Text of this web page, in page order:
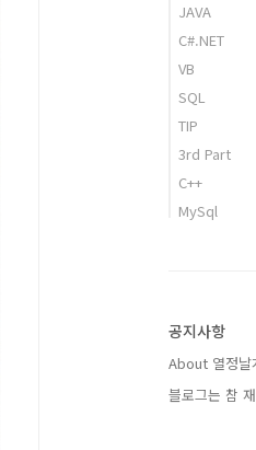
JAVA
C#.NET
VB
SQL
TIP
3rd Part
C++
MySql
공지사항
About 열정
블로그는 참